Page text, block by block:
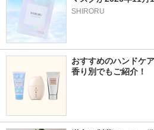
SHIRORU
おすすめのハンドケ
香り別でもご紹介！